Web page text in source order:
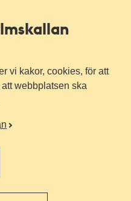
vi kakor, cookies, för att
webbplatsen ska